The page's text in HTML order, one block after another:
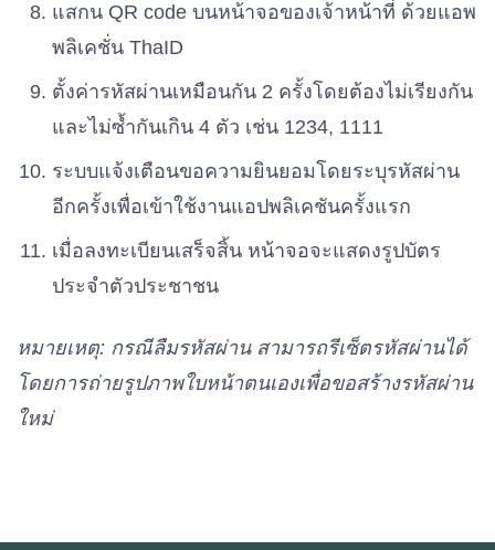
เบอร์ 64
พรรคเปลี่ยนอนาคต
พรรคพลังประชาธิปไตย
แสกน QR code บนหน้าจอของเจ้าหน้าที่ ด้วยแอพ
พลิเคชั่น ThaID
ตั้งค่ารหัสผ่านเหมือนกัน 2 ครั้งโดยต้องไม่เรียงกัน
และไม่ซ้ำกันเกิน 4 ตัว เช่น 1234, 1111
ระบบแจ้งเตือนขอความยินยอมโดยระบุรหัสผ่าน
อีกครั้งเพื่อเข้าใช้งานแอปพลิเคชันครั้งแรก
เมื่อลงทะเบียนเสร็จสิ้น หน้าจอจะแสดงรูปบัตร
ประจำตัวประชาชน
หมายเหตุ: กรณีลืมรหัสผ่าน สามารถรีเซ็ตรหัสผ่านได้
โดยการถ่ายรูปภาพใบหน้าตนเองเพื่อขอสร้างรหัสผ่าน
ใหม่